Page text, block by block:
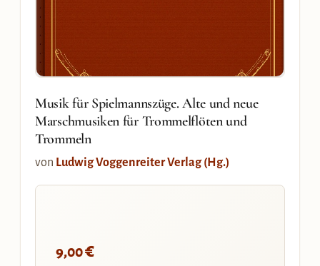
Musik für Spielmannszüge. Alte und neue
Marschmusiken für Trommelflöten und
Trommeln
von Ludwig Voggenreiter Verlag (Hg.)
9,00€